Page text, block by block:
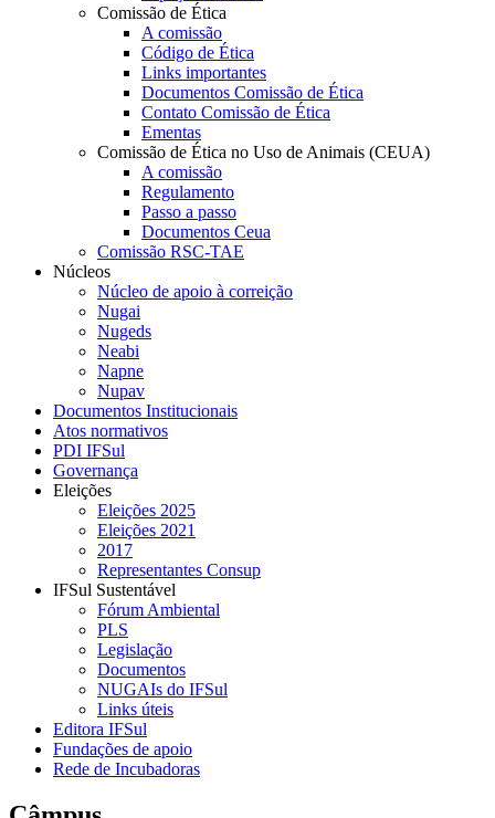
Comissão de Ética
A comissão
Código de Ética
Links importantes
Documentos Comissão de Ética
Contato Comissão de Ética
Ementas
Comissão de Ética no Uso de Animais (CEUA)
A comissão
Regulamento
Passo a passo
Documentos Ceua
Comissão RSC-TAE
Núcleos
Núcleo de apoio à correição
Nugai
Nugeds
Neabi
Napne
Nupav
Documentos Institucionais
Atos normativos
PDI IFSul
Governança
Eleições
Eleições 2025
Eleições 2021
2017
Representantes Consup
IFSul Sustentável
Fórum Ambiental
PLS
Legislação
Documentos
NUGAIs do IFSul
Links úteis
Editora IFSul
Fundações de apoio
Rede de Incubadoras